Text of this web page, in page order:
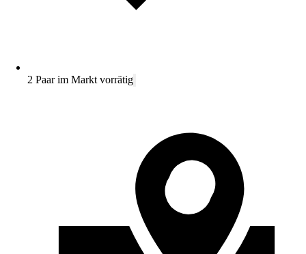
2 Paar im Markt vorrätig